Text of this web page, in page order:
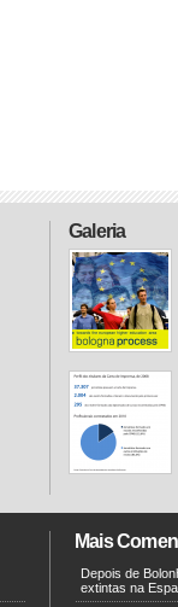
Galeria
Mais
Depois de
extintas na